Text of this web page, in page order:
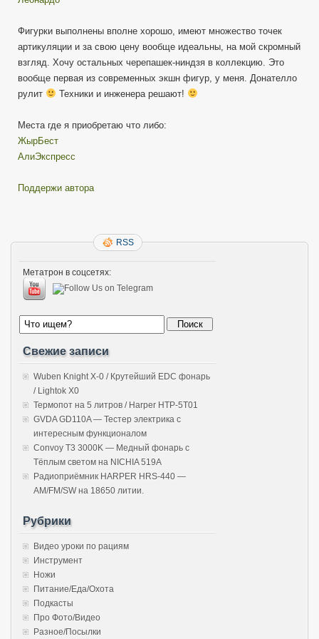
Фигурки выполнены вполне хорошо, имеют множество точек
артикуляции и за свою цену вообще идеальны, на мой скромный
взгляд. Хочу остальных черепашек-ниндзя в коллекцию. Это
вообще первая из современных экшн фигур, у меня. Донателло
рулит
Техники и инженера решают!
Места где я приобретаю что либо:
ЖырБест
АлиЭкспресс
Поддержи автора
RSS
Метатрон в соцсетях:
Свежие записи
Wuben Knight X-0 / Крутейший EDC фонарь
/ Lightok X0
Термопот на 5 литров / Harper HTP-5T01
GVDA GD110A — Тестер электрика с
интересным функционалом
Convoy T3 3000K — Медный фонарь с
Тёплым светом на NICHIA 519A
Радиоприёмник HARPER HRS-440 —
AM/FM/SW на 18650 литии.
Рубрики
Видео уроки по рациям
Инструмент
Ножи
Питание/Еда/Охота
Подкасты
Про Фото/Видео
Разное/Посылки